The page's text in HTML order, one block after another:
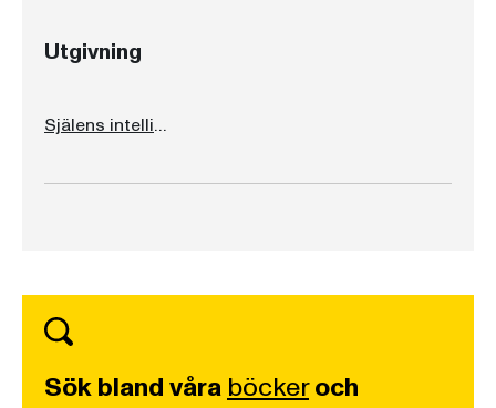
Utgivning
Själens intelligens
Sök bland våra böckeroch